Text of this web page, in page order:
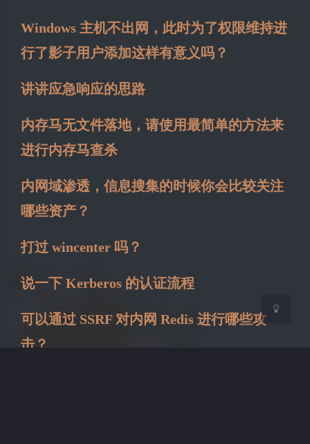
夜间模式
Sans Serif Serif
Windows 主机不出网，此时为了权限维持进
行了影子用户添加这样有意义吗？
讲讲应急响应的思路
内存马无文件落地，请使用最简单的方法来
进行内存马查杀
内网域渗透，信息搜集的时候你会比较关注
哪些资产？
打过 wincenter 吗？
说一下 Kerberos 的认证流程
可以通过 SSRF 对内网 Redis 进行哪些攻
击？